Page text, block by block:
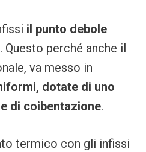
il punto debole
. Questo perché anche il
va messo in
dotate di uno
di coibentazione.
termico con gli infissi